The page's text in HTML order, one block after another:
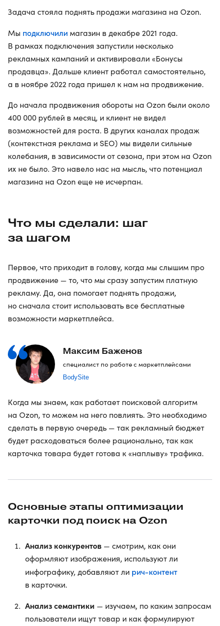
Задача стояла поднять продажи магазина на Ozon.
Мы подключили магазин в декабре 2021 года.
В рамках подключения запустили несколько
рекламных кампаний и активировали «Бонусы
продавца». Дальше клиент работал самостоятельно,
а в ноябре 2022 года пришел к нам на продвижение.
До начала продвижения обороты на Ozon были около
400 000 рублей в месяц, и клиент не видел
возможностей для роста. В других каналах продаж
(контекстная реклама и SEO) мы видели сильные
колебания, в зависимости от сезона, при этом на Ozon
их не было. Это навело нас на мысль, что потенциал
магазина на Ozon еще не исчерпан.
Что мы сделали: шаг
за шагом
Первое, что приходит в голову, когда мы слышим про
продвижение — то, что мы сразу запустим платную
рекламу. Да, она помогает поднять продажи,
но сначала стоит использовать все бесплатные
возможности маркетплейса.
Максим Баженов
специалист по работе с маркетплейсами
BodySite
Когда мы знаем, как работает поисковой алгоритм
на Ozon, то можем на него повлиять. Это необходимо
сделать в первую очередь — так рекламный бюджет
будет расходоваться более рационально, так как
карточка товара будет готова к «наплыву» трафика.
Основные этапы оптимизации
карточки под поиск на Ozon
Анализ конкурентов — смотрим, как они
оформляют изображения, используют ли
инфографику, добавляют ли рич-контент
в карточки.
Анализ семантики — изучаем, по каким запросам
пользователи ищут товар и как формулируют